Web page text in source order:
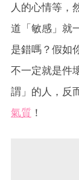
人的心情等，
道「敏感」就
是錯嗎？假如
不一定就是件
謂」的人，反
氣質 ！